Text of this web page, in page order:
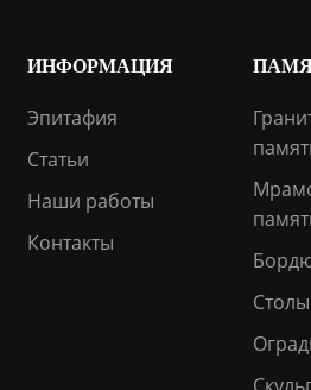
ИНФОРМАЦИЯ
Эпитафия
Статьи
Наши работы
Контакты